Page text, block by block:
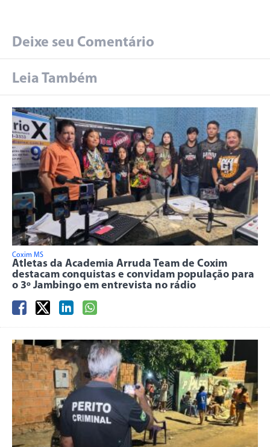
Deixe seu Comentário
Leia Também
Coxim MS
Atletas da Academia Arruda Team de Coxim
destacam conquistas e convidam população para
o 3º Jambingo em entrevista no rádio